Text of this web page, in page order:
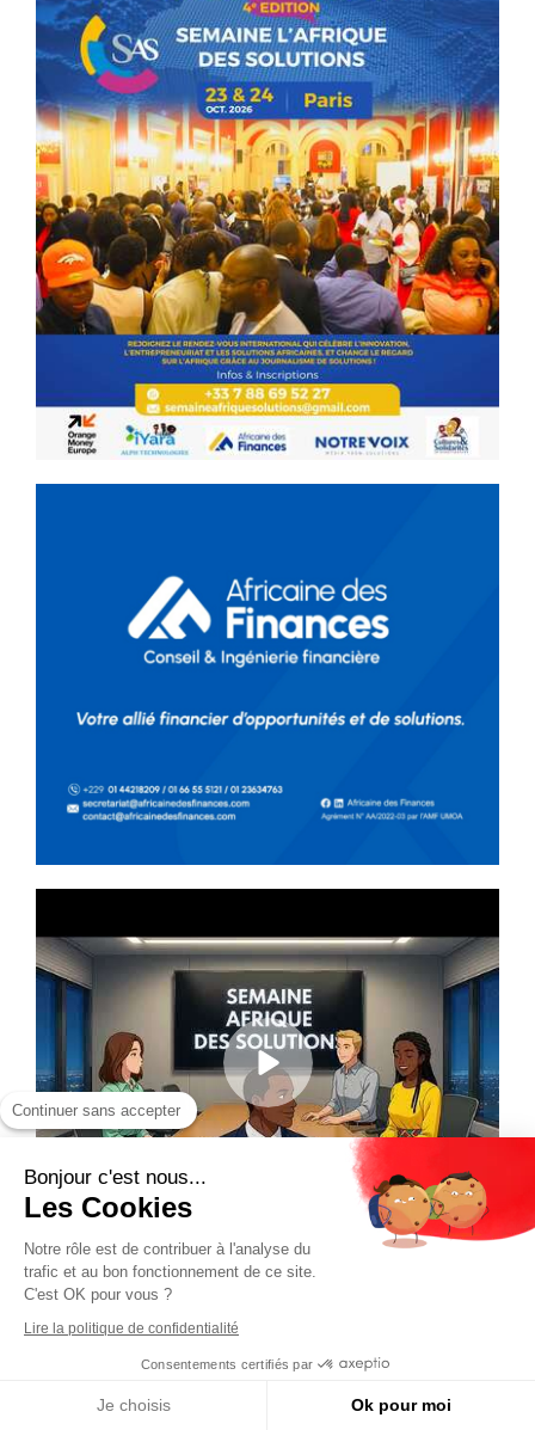
Continuer sans accepter
Bonjour c'est nous...
Les Cookies
Notre rôle est de contribuer à l'analyse du
trafic et au bon fonctionnement de ce site.
C'est OK pour vous ?
Lire la politique de confidentialité
Consentements certifiés par
Je choisis Ok pour moi